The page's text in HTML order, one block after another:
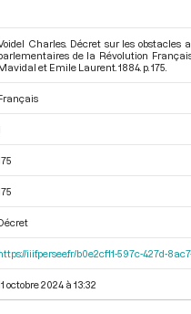
Charles. Décret sur les obstacles
de la Révolution
et Emile Laurent. 1884. p. 175.
iiif.persee.fr/b0e2cf11-597c-427d-
octobre 2024 à 13:32